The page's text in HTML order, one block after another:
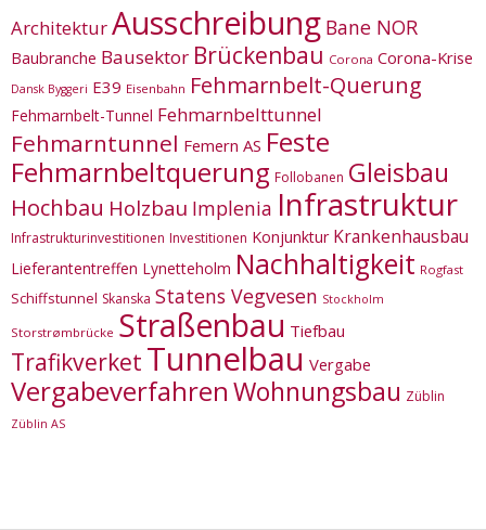
ArchitekturAusschreibung Bane NOR
Baubranche Bausektor Brückenbau Corona Corona-Krise
Dansk Byggeri E39 Eisenbahn Fehmarnbelt-Querung
Fehmarnbelt-Tunnel Fehmarnbelttunnel
Fehmarntunnel Femern AS Feste
Fehmarnbeltquerung Follobanen Gleisbau
Hochbau Holzbau Implenia Infrastruktur
Infrastrukturinvestitionen Investitionen Konjunktur Krankenhausbau
Lieferantentreffen Lynetteholm Nachhaltigkeit Rogfast
Schiffstunnel Skanska Statens Vegvesen Stockholm
Storstrømbrücke Straßenbau Tiefbau
Trafikverket Tunnelbau Vergabe
VergabeverfahrenWohnungsbau Züblin
Züblin AS